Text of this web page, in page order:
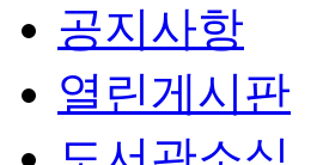
공지사항
열린게시판